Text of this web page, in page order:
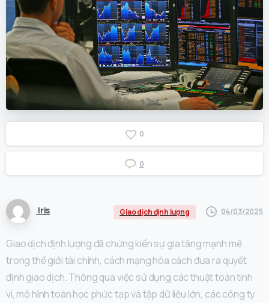
0
0
Iris Giao dịch định lượng 04/03/2025
Giao dịch định lượng đã chứng kiến sự gia tăng mạnh mẽ
trong thế giới tài chính, cách mạng hóa cách đưa ra quyết
định giao dịch. Thông qua việc sử dụng các thuật toán tinh
vi, mô hình toán học phức tạp và tập dữ liệu lớn, các công ty